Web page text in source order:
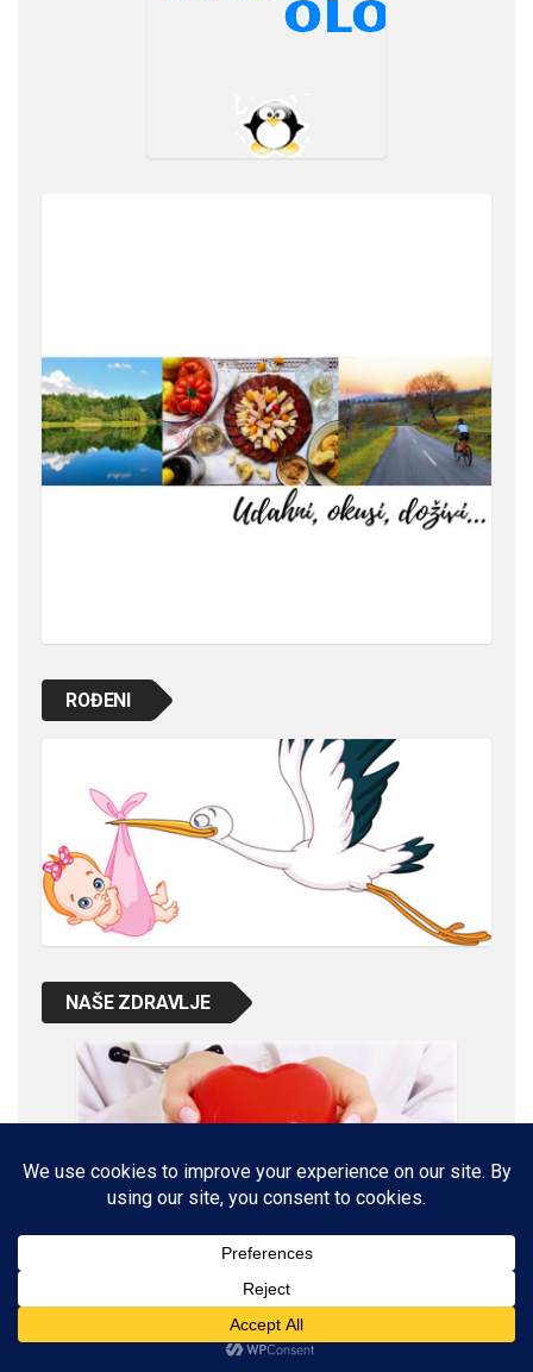
ROĐENI
NAŠE ZDRAVLJE
VETERINARSKI KUTAK